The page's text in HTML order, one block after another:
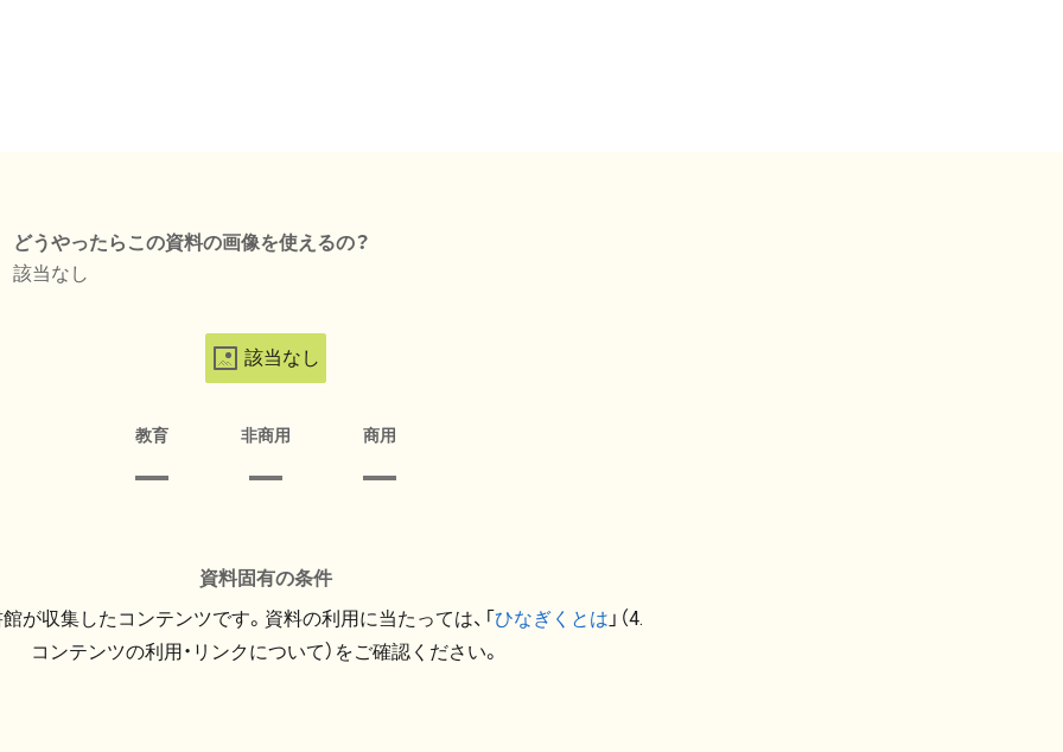
どうやったらこの資料の画像を使えるの？
該当なし
該当なし
教育 非商用 商用
資料固有の条件
が収集したコンテンツです。資料の利用に当たっては、「ひなぎくとは 」（4.
コンテンツの利用・リンクについて）をご確認ください。